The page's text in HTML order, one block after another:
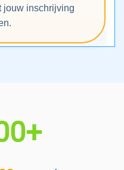
jouw inschrijving